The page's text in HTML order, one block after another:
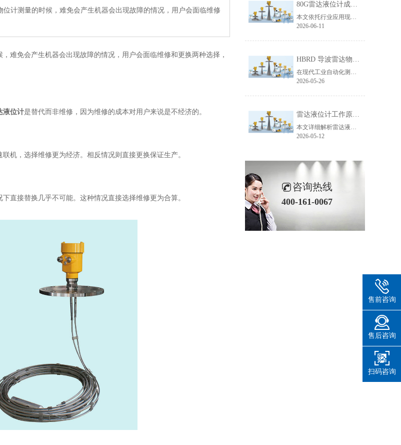
计测量的时候，难免会产生机器会出现故障的情况，用户会面临维修
难免会产生机器会出现故障的情况，用户会面临维修和更换两种选择，
液位计是替代而非维修，因为维修的成本对用户来说是不经济的。
机，选择维修更为经济。相反情况则直接更换保证生产。
直接替换几乎不可能。这种情况直接选择维修更为合算。
80G雷达液位计成行业主流！国产雷达液位计五大发展趋势解析
本文依托行业应用现状与技术迭代规律，聚焦80G雷达液位计技术升级核心，从高频迭代普及、数字化智能升级、工况专属定制、一体化结构优化、安全合规升级五大维度，深度拆解国产雷达液位计未来发展趋势，贴合工业选型需求与搜索引擎收录规则，为行业技术升级、设备采购改造提供专业参考。
2026-06-11
HBRD 导波雷达物位计全面介绍、应用场景及核心优势
在现代工业自动化测控领域，物位监测是生产线稳定运行、仓储管理、工艺调控的重要环节。面对粘稠介质、易结晶物料、低介电常数介质、狭小罐体、强腐蚀工况等复杂测量环境，传统液位、料位仪表常常出现测量不准、卡料、失灵、寿命短等问题。而HBRD导波雷达物位计凭借成熟的技术架构与稳定的实测表现，成为工业现场主流的精密物位测量设备。
2026-05-26
雷达液位计工作原理_精准测量储罐液位的方法-毫米级精度保障
本文详细解析雷达液位计精准测量的核心原理、主流技术、关键步骤及应用场景，助力企业了解雷达液位计工作逻辑，选型适配各类储罐测量需求。
2026-05-12
咨询热线
400-161-0067
售前咨询
售后咨询
扫码咨询